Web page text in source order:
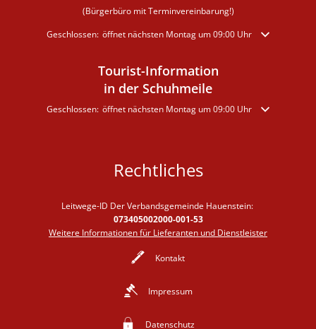
(Bürgerbüro mit Terminvereinbarung!)
Klicken, um weitere Öffnungs- oder Schließzeiten auszublenden
Geschlossen: öffnet nächsten Montag um 09:00 Uhr
Tourist-Information
in der Schuhmeile
Klicken, um weitere Öffnungs- oder Schließzeiten auszublenden
Geschlossen: öffnet nächsten Montag um 09:00 Uhr
Rechtliches
Leitwege-ID Der Verbandsgemeinde Hauenstein:
073405002000-001-53
Weitere Informationen für Lieferanten und Dienstleister
Kontakt
Impressum
Datenschutz